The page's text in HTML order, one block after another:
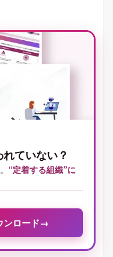
ていない？
。 “定着する組織”に
ンロード→